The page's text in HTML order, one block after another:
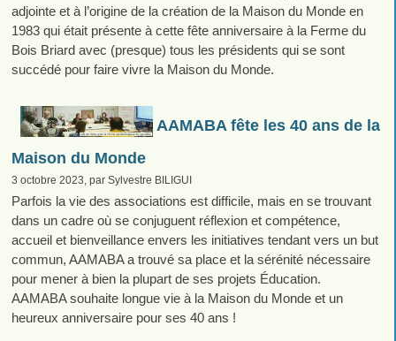
adjointe et à l’origine de la création de la Maison du Monde en
1983 qui était présente à cette fête anniversaire à la Ferme du
Bois Briard avec (presque) tous les présidents qui se sont
succédé pour faire vivre la Maison du Monde.
AAMABA fête les 40 ans de la
Maison du Monde
3 octobre 2023, par Sylvestre BILIGUI
Parfois la vie des associations est difficile, mais en se trouvant
dans un cadre où se conjuguent réflexion et compétence,
accueil et bienveillance envers les initiatives tendant vers un but
commun, AAMABA a trouvé sa place et la sérénité nécessaire
pour mener à bien la plupart de ses projets Éducation.
AAMABA souhaite longue vie à la Maison du Monde et un
heureux anniversaire pour ses 40 ans !